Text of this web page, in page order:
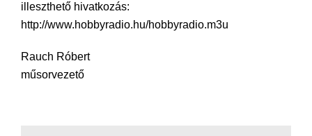
illeszthető hivatkozás:
http://www.hobbyradio.hu/hobbyradio.m3u
Rauch Róbert
műsorvezető